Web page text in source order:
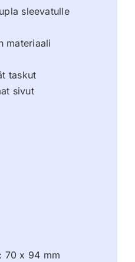
sleevatulle
materiaali
taskut
sivut
70 x 94 mm